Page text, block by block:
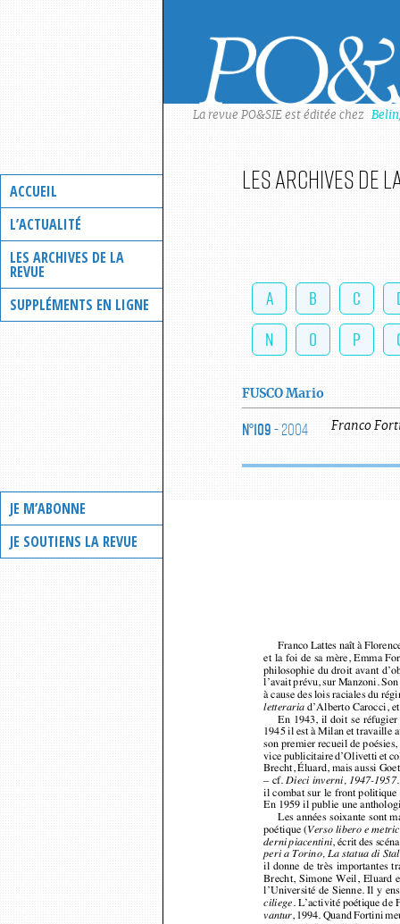
ACCUEIL
L’ACTUALITÉ
LES ARCHIVES DE LA
REVUE
SUPPLÉMENTS EN LIGNE
JE M’ABONNE
JE SOUTIENS LA REVUE
La revue PO&SIE est éditée chez
Les archives de
A B C
N
O P
FUSCO Mario
N°109- 2004 Franco
et la foi de sa mère, Emma
philosophie du droit avant
l’avait prévu, sur Manzoni.
à cause des lois raciales du
letterariad’Alberto Carocci,
En 1943, il doit se
1945 il est à Milan et
son premier recueil de
vice publicitaire d’Olivetti et
Brecht, Éluard, mais aussi
– cf. Dieci inverni, 1947-1957
il combat sur le front
En 1959 il publie une
Les années soixante sont
poétique (Verso libero e
derni piacentini, écrit des
peri a Torino, La statua di
il donne de très importantes
Brecht, Simone Weil,
l’Université de Sienne. Il y
ciliege. L’activité poétique
vantur, 1994. Quand Fortini
guerre qui disparaît. Son
les plus alertes, et aussi les